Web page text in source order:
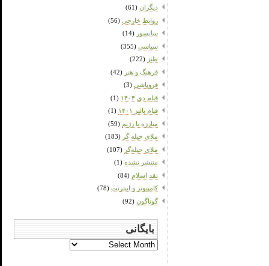
دیگران (61)
روابط خارجی (56)
سانسور (14)
سیاسی (355)
طنز (222)
فرهنگ و هنر (42)
فروپاشی (3)
قیام دی ۱۴۰۴
(1)
قیام پائیز ۱۴۰۱
(1)
مبارزه با رژیم (59)
ملای حیله گر (183)
ملای حیله‌گر (107)
منتشر نشده (1)
نقد اسلام (84)
کامپیوتر و اینترنت (78)
گوناگون (92)
بایگانی
بایگانی